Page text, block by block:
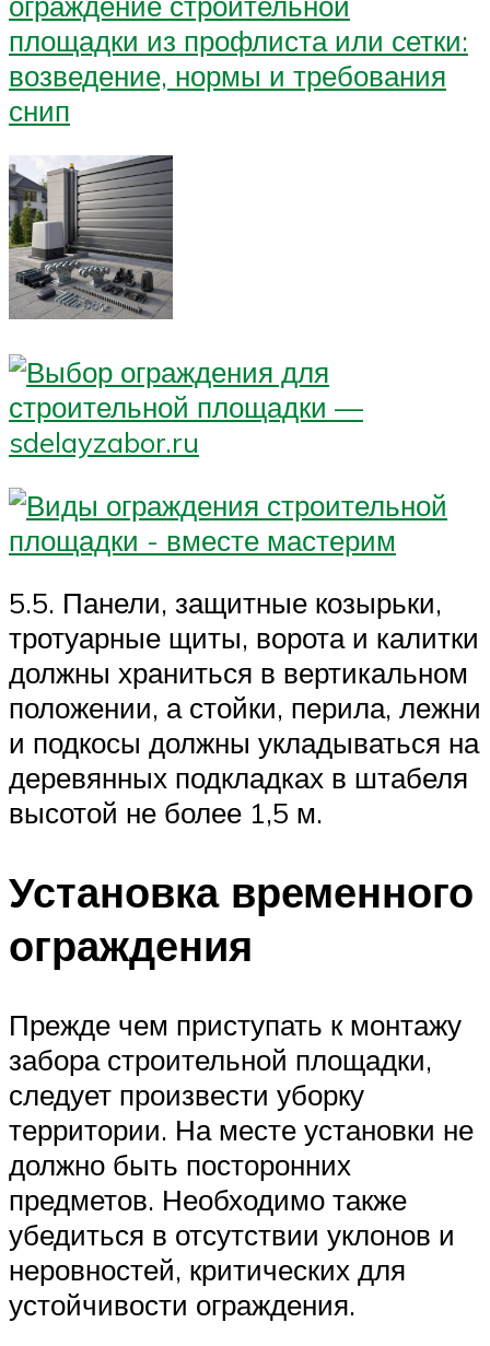
5.5. Панели, защитные козырьки,
тротуарные щиты, ворота и калитки
должны храниться в вертикальном
положении, а стойки, перила, лежни
и подкосы должны укладываться на
деревянных подкладках в штабеля
высотой не более 1,5 м.
Установка временного
ограждения
Прежде чем приступать к монтажу
забора строительной площадки,
следует произвести уборку
территории. На месте установки не
должно быть посторонних
предметов. Необходимо также
убедиться в отсутствии уклонов и
неровностей, критических для
устойчивости ограждения.